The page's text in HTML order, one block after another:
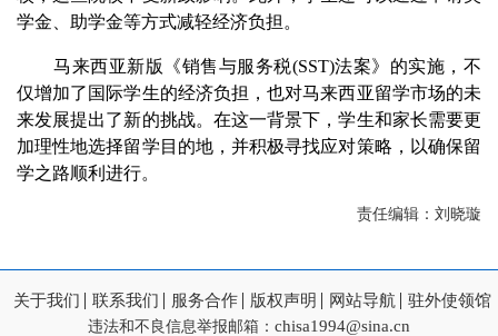
学金、助学金等方式减轻经济负担。
马来西亚新版《销售与服务税(SST)法案》的实施，不
仅增加了国际学生的经济负担，也对马来西亚留学市场的未
来发展提出了新的挑战。在这一背景下，学生和家长需要更
加理性地选择留学目的地，并积极寻找应对策略，以确保留
学之路顺利进行。
责任编辑：刘晓璇
关于我们 联系我们 服务合作 版权声明 网站导航 驻外使领馆
违法和不良信息举报邮箱： chisa1994@sina.cn